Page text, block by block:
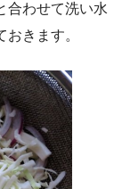
合わせて洗い水
きます。